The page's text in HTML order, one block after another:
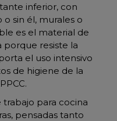
inferior, con
sin él, murales o
es el material de
porque resiste la
el uso intensivo
de higiene de la
para cocina
pensadas tanto